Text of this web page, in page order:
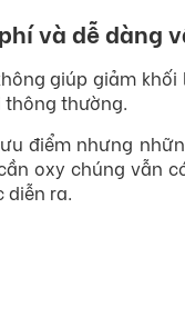
và dễ dàng
giúp giảm
thường.
điểm nhưng
oxy chúng vẫn
diễn ra.